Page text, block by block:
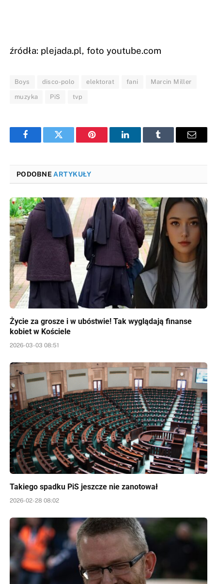
źródła: plejada.pl, foto youtube.com
Boys disco-polo elektorat fani Marcin Miller
muzyka PiS tvp
FacebookTwitter Pinterest LinkedInTumblr Email
PODOBNE ARTYKUŁY
Życie za grosze i w ubóstwie! Tak wyglądają finanse
kobiet w Kościele
2026-03-03 08:51
Takiego spadku PiS jeszcze nie zanotował
2026-02-28 08:02